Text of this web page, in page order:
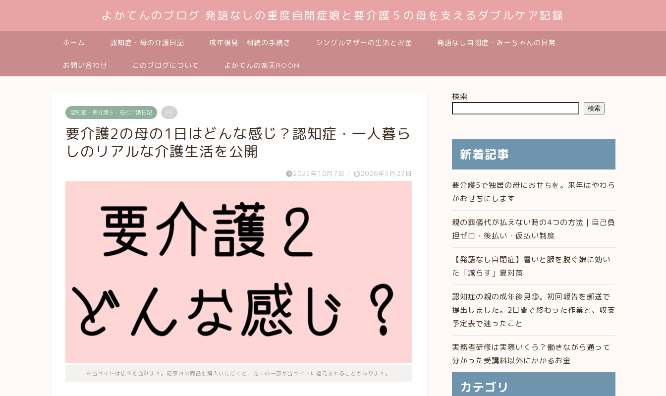
よかてんのブログ 発語なしの重度自閉症娘と要介護５の母を支えるダブルケア記録
ホーム 認知症・母の介護日記 成年後見・相続の手続き シングルマザーの生活とお金 発語なし自閉症・みーちゃんの日常
お問い合わせ このブログについて よかてんの楽天ROOM
認知症・要介護５・母の介護日記 PR
要介護2の母の1日はどんな感じ？認知症・一人暮ら
しのリアルな介護生活を公開
2025年10月7日 / 2026年5月27日
※当サイトは広告を含みます。記事内の商品を購入いただくと、売上の一部が当サイトに還元されることがあります。
検索
検索
新着記事
要介護5で独居の母におせちを。来年はやわら
かおせちにします
親の葬儀代が払えない時の4つの方法｜自己負
担ゼロ・後払い・仮払い制度
【発語なし自閉症】暑いと服を脱ぐ娘に効い
た「減らす」夏対策
認知症の親の成年後見⑩。初回報告を郵送で
提出しました。2日間で終わった作業と、収支
予定表で迷ったこと
実務者研修は実際いくら？働きながら通って
分かった受講料以外にかかるお金
カテゴリ